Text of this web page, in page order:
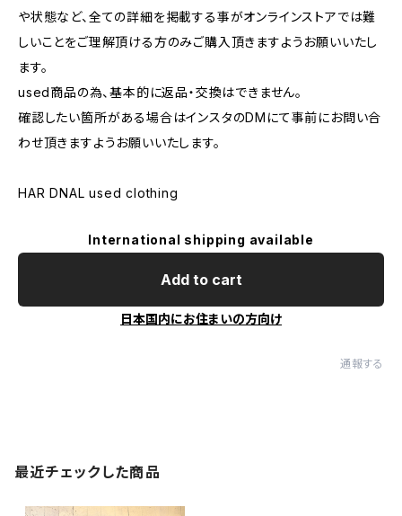
や状態など、全ての詳細を掲載する事がオンラインストアでは難
しいことをご理解頂ける方のみご購入頂きますようお願いいたし
ます。
used商品の為、基本的に返品・交換はできません。
確認したい箇所がある場合はインスタのDMにて事前にお問い合
わせ頂きますようお願いいたします。
HAR DNAL used clothing
International shipping available
Add to cart
日本国内にお住まいの方向け
通報する
最近チェックした商品